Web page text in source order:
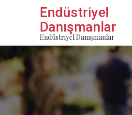
Endüstriyel
Danışmanlar
Endüstriyel Danışmanlar